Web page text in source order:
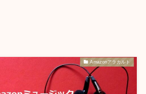
Amazonアラカルト